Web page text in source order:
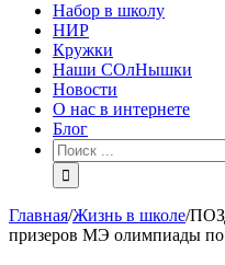
Набор в школу
НИР
Кружки
Наши СОлНышки
Новости
О нас в интернете
Блог
Главная/Жизнь в школе/
призеров МЭ олимпиады по